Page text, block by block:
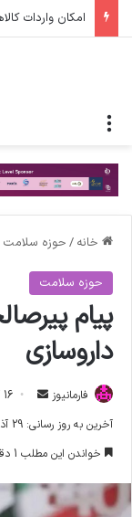
امکان واردات
خانه / حوزه سلامت
حوزه سلامت
پیام
داروسازی
فارمانیوز
ا
ل
16 آذر 1404 - 11:50 ق.ظ
آخرین به روز رسانی: 29 آذر 1404 - 11:56 ق.ظ
خواندن این مطلب 1 دقیقه زمان میبرد